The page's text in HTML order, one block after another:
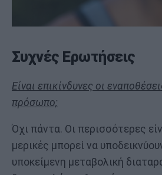
Συχνές Ερωτήσεις
Είναι επικίνδυνες οι
πρόσωπο;
Όχι πάντα. Οι περισσότερες
μερικές μπορεί να
υποκείμενη μεταβολική